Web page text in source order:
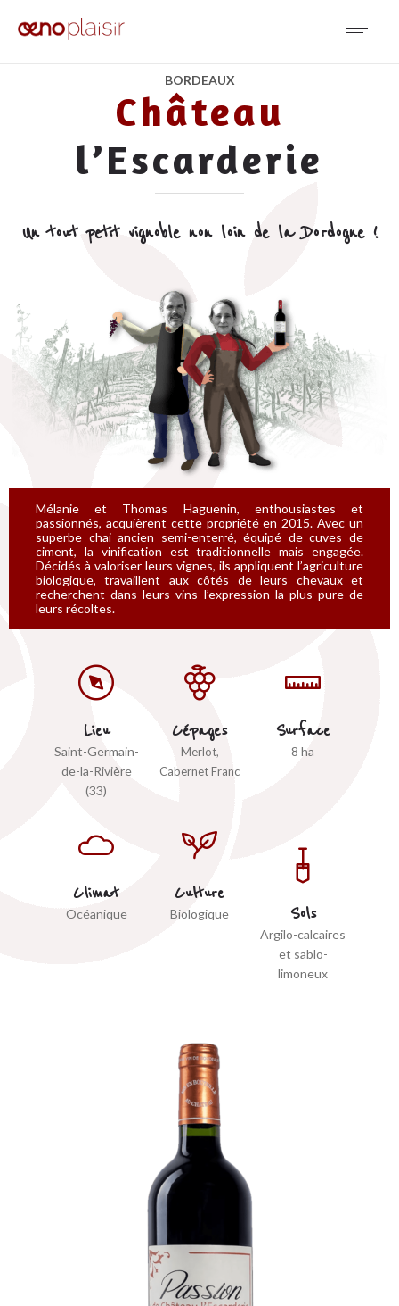
BORDEAUX
Château
l’Escarderie
Un tout petit vignoble non loin de la Dordogne !
Mélanie et Thomas Haguenin, enthousiastes et
passionnés, acquièrent cette propriété en 2015. Avec un
superbe chai ancien semi-enterré, équipé de cuves de
ciment, la vinification est traditionnelle mais engagée.
Décidés à valoriser leurs vignes, ils appliquent l’agriculture
biologique, travaillent aux côtés de leurs chevaux et
recherchent dans leurs vins l’expression la plus pure de
leurs récoltes.
Lieu
Saint-Germain-
de-la-Rivière
(33)
Climat
Océanique
Cépages
Merlot,
Cabernet Franc
Culture
Biologique
Surface
8 ha
Sols
Argilo-calcaires
et sablo-
limoneux